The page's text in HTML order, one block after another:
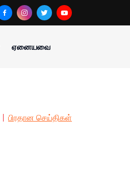
ஏனையவை
பிரதான செய்திகள்